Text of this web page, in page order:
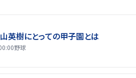
英樹にとっての甲子園とは
野球